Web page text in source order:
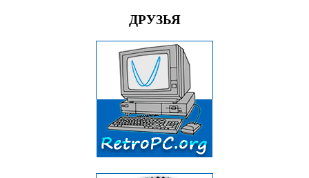
ДРУЗЬЯ